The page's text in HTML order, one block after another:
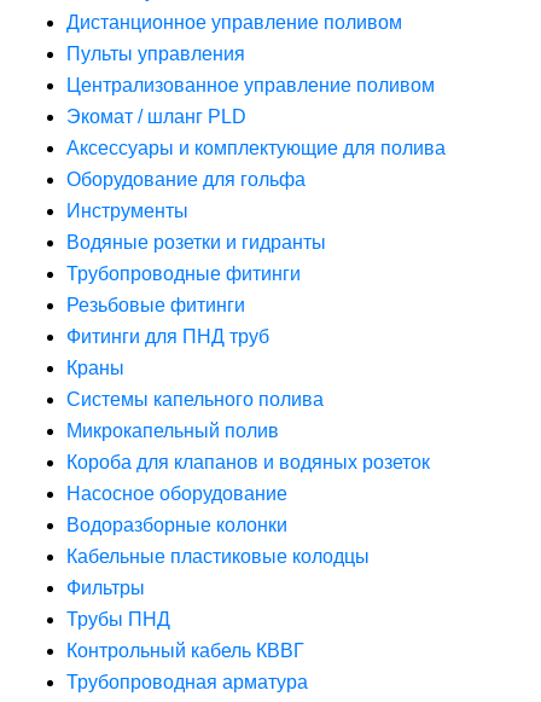
Дистанционное управление поливом
Пульты управления
Централизованное управление поливом
Экомат / шланг PLD
Аксессуары и комплектующие для полива
Оборудование для гольфа
Инструменты
Водяные розетки и гидранты
Трубопроводные фитинги
Резьбовые фитинги
Фитинги для ПНД труб
Краны
Системы капельного полива
Микрокапельный полив
Короба для клапанов и водяных розеток
Насосное оборудование
Водоразборные колонки
Кабельные пластиковые колодцы
Фильтры
Трубы ПНД
Контрольный кабель КВВГ
Трубопроводная арматура